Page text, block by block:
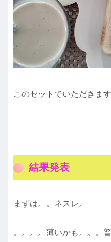
このセットでいただきます
結果発表
まずは。。ネスレ。
。。。。薄いかも。。。